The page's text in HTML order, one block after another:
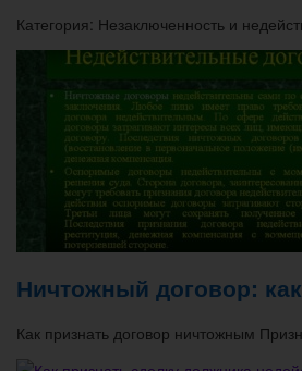
Категория: Незаключенность и
Ничтожный договор:
Как признать договор ничтожным